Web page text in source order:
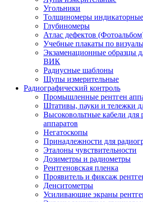
Угольники
Толщиномеры индикаторные
Глубиномеры
Атлас дефектов
Учебные плакаты по
Экзаменационные образцы
ВИК
Радиусные шаблоны
Щупы измерительные
Радиографический контроль
Промышленные рентген
Штативы, пауки и тележки
Высоковольтные кабели для
аппаратов
Негатоскопы
Принадлежности для
Эталоны чувствительности
Дозиметры и радиометры
Рентгеновская пленка
Проявитель и фиксаж
Денситометры
Усиливающие экраны